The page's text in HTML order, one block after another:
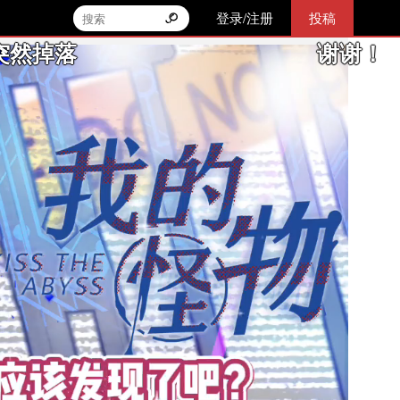
登录/注册 投稿
谢谢！